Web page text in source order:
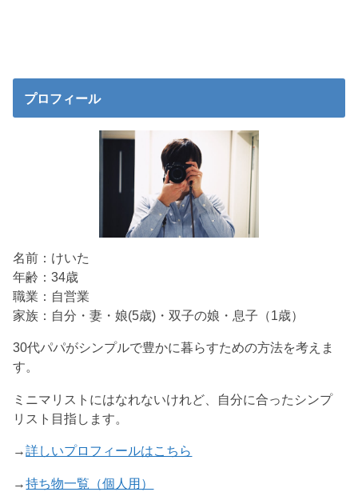
プロフィール
名前：けいた
年齢：34歳
職業：自営業
家族：自分・妻・娘(5歳)・双子の娘・息子（1歳）
30代パパがシンプルで豊かに暮らすための方法を考えま
す。
ミニマリストにはなれないけれど、自分に合ったシンプ
リスト目指します。
→詳しいプロフィールはこちら
→持ち物一覧（個人用）